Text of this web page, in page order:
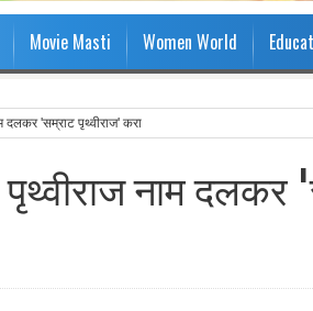
Movie Masti Women World
दलकर 'सम्राट पृथ्वीराज' करा
नाम दलकर